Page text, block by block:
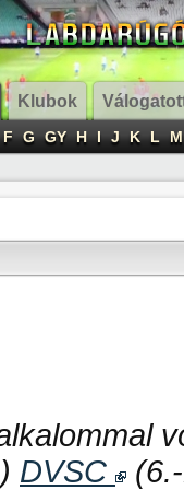
Klubok
F G GY H I J K L M
DVSC